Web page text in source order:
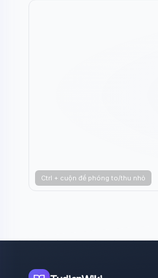
Ctrl + cuộn để phóng to/thu nhỏ